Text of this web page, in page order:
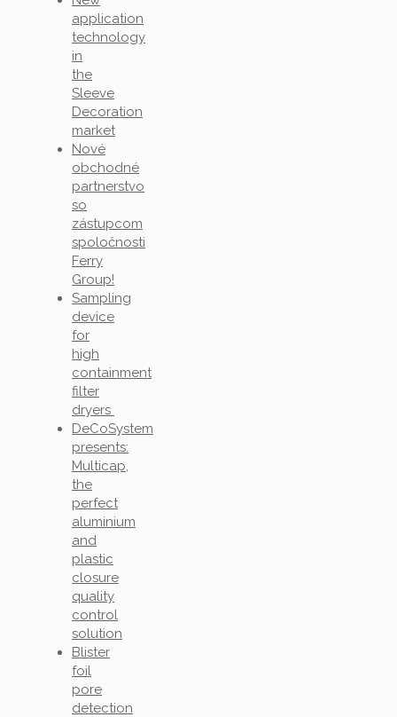
application
technology
in
the
Sleeve
Decoration
market
Nové
obchodné
partnerstvo
so
zástupcom
spoločnosti
Ferry
Group!
Sampling
device
for
high
containment
filter
dryers
DeCoSystem
presents:
Multicap,
the
perfect
aluminium
and
plastic
closure
quality
control
solution
Blister
foil
pore
detection